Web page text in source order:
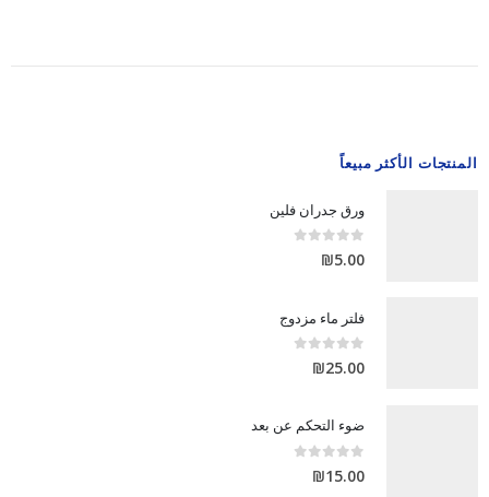
المنتجات الأكثر مبيعاً
ورق جدران فلين
0
out of 5
₪5.00
فلتر ماء مزدوج
0
out of 5
₪25.00
ضوء التحكم عن بعد
0
out of 5
₪15.00